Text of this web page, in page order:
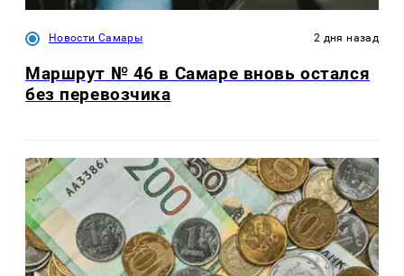
Новости Самары 2 дня назад
Маршрут № 46 в Самаре вновь остался
без перевозчика